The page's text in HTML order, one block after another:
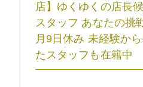
店】ゆくゆくの店長
スタッフ あなたの挑
月9日休み 未経験か
たスタッフも在籍中